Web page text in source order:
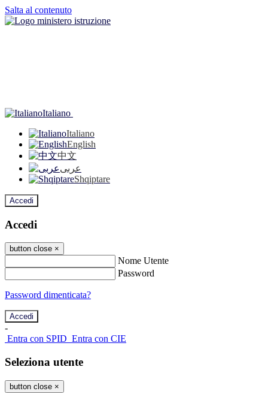
Salta al contenuto
Italiano
Italiano
English
中文
عربى
Shqiptare
Accedi
Accedi
button close ×
Nome Utente
Password
Password dimenticata?
-
Entra con SPID Entra con CIE
Seleziona utente
button close ×